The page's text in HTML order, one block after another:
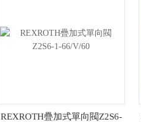
REXROTH疊加式單向閥Z2S6-